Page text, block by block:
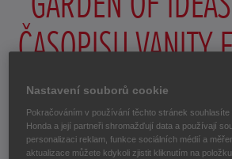
ČASOPISU VANITY
PŘÍLEŽITOSTI
MILAN DESIGN
Nastavení souborů cookie
Pokračováním v používání těchto stránek
Honda a její partneři shromažďují data a používají
personalizaci reklam, funkce sociálních médií a
aktualizace můžete kdykoli zjistit kliknutím na